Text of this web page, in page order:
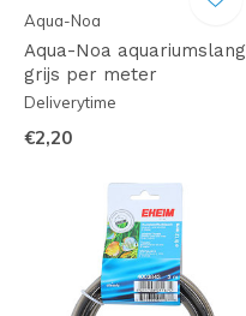
Aqua-Noa
Aqua-Noa aquariumslang
grijs per meter
Deliverytime
€2,20